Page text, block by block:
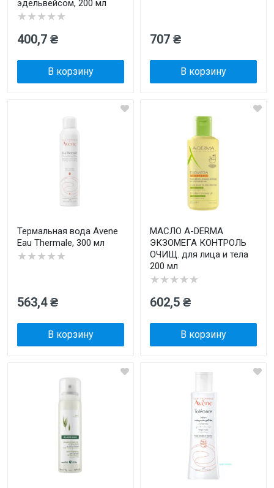
эдельвейсом, 200 мл
★★★★★
400,7 ₴
В корзину
707 ₴
В корзину
Термальная вода Avene
Eau Thermale, 300 мл
★★★★★
563,4 ₴
В корзину
МАСЛО A-DERMA
ЭКЗОМЕГА КОНТРОЛЬ
ОЧИЩ. для лица и тела
200 мл
★★★★★
602,5 ₴
В корзину